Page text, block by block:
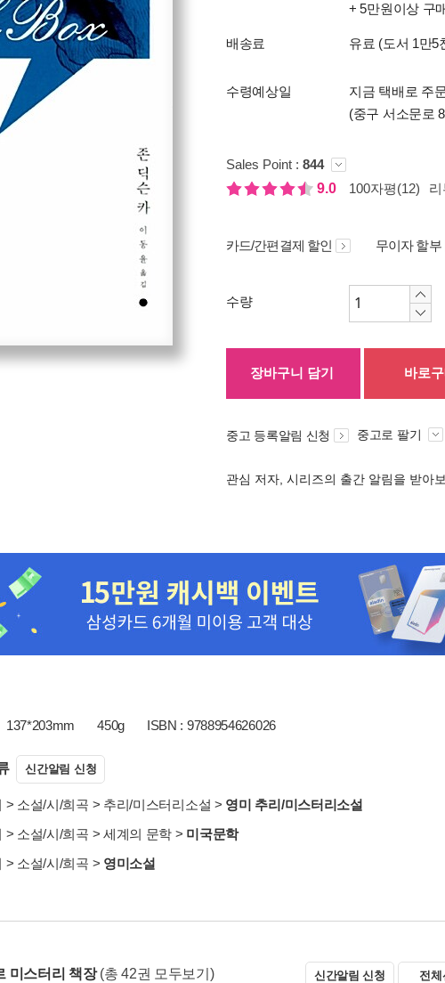
+ 5만원이상 구
배송료 유료 (도서 1만5
수령예상일
지금 택배로 주
(중구 서소문로
Sales Point : 844
9.0
100자평(12)
카드/간편결제 할인 무이자 할부
수량
장바구니 담기 바로
중고 등록알림 신청 중고로 팔기
관심 저자, 시리즈의 출간 알림을 받아
137*203mm 450g ISBN : 9788954626026
신간알림 신청
> 소설/시/희곡 > 추리/미스터리소설 > 영미 추리/미스터리소설
> 소설/시/희곡 > 세계의 문학 > 미국문학
> 소설/시/희곡 > 영미소설
미스터리 책장 (총 42권 모두보기) 신간알림 신청 전체